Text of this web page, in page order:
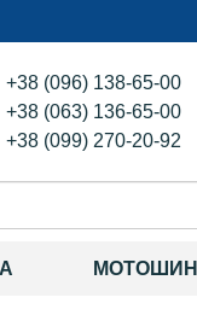
+38 (096) 138-65-00
+38 (063) 136-65-00
+38 (099) 270-20-92